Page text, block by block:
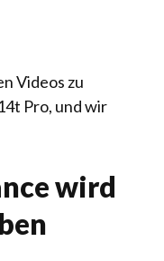
Videos zu
Pro, und wir
wird